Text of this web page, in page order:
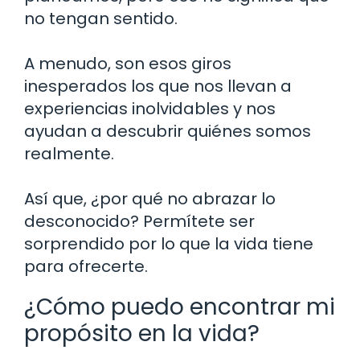
no tengan sentido.
A menudo, son esos giros
inesperados los que nos llevan a
experiencias inolvidables y nos
ayudan a descubrir quiénes somos
realmente.
Así que, ¿por qué no abrazar lo
desconocido? Permítete ser
sorprendido por lo que la vida tiene
para ofrecerte.
¿Cómo puedo encontrar mi
propósito en la vida?